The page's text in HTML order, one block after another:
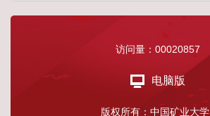
访问量： 00020857
电脑版
版权所有：中国矿业大学